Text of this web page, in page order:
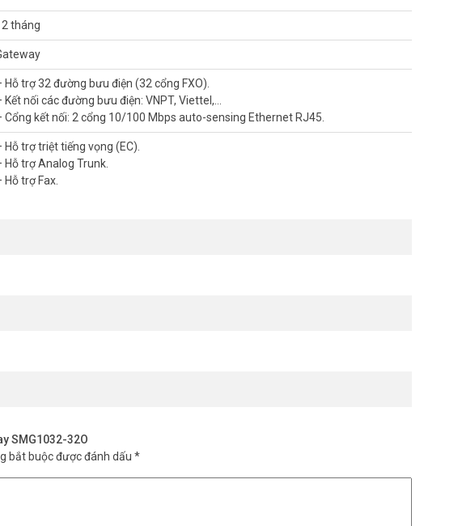
hay bị đứt.
xin vui lòng liên hệ HOTLINE 1900.9259 để được hỗ trợ chu đáo. Tham khảo
tháng
Hỗ trợ 32 đường bưu điện (32 cổng FXO).
Kết nối các đường bưu điện: VNPT, Viettel,…
Cổng kết nối: 2 cổng 10/100 Mbps auto-sensing Ethernet RJ45.
Hỗ trợ triệt tiếng vọng (EC).
Hỗ trợ Analog Trunk.
Hỗ trợ Fax.
SMG1032-32O
bắt buộc được đánh dấu *